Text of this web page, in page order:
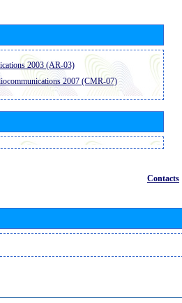
2003 (AR-03)
2007 (CMR-07)
Contacts